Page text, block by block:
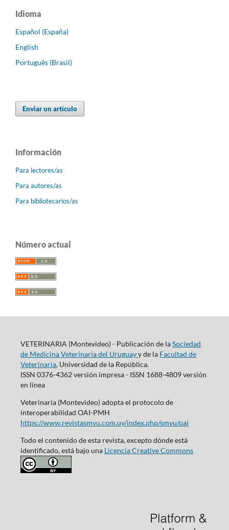
Idioma
Español (España)
English
Português (Brasil)
Enviar un artículo
Información
Para lectores/as
Para autores/as
Para bibliotecarios/as
Número actual
VETERINARIA (Montevideo) - Publicación de laSociedad
de Medicina Veterinaria del Uruguayy de la Facultad de
Veterinaria, Universidad de la República.
ISSN 0376-4362 versión impresa - ISSN 1688-4809 versión
en línea
Veterinaria (Montevideo) adopta el protocolo de
interoperabilidad OAI-PMH
https://www.revistasmvu.com.uy/index.php/smvu/oai
Todo el contenido de esta revista, excepto dónde está
identificado, está bajo una Licencia Creative Commons